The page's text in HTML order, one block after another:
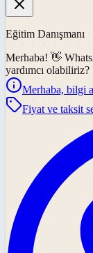
Eğitim Danışmanı
Merhaba! 👋
yardımcı olabiliriz?
Merhaba, bilgi
Fiyat ve taksit